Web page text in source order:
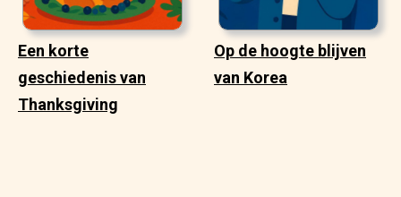
Een korte
geschiedenis van
Thanksgiving
Op de hoogte blijven
van Korea